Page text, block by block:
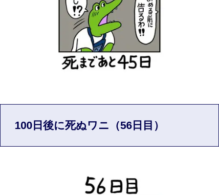
100日後に死ぬワニ（56日目）